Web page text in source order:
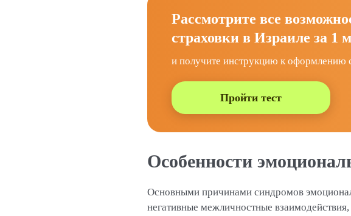
Рассмотрите все
страховки в Израиле за 1
и получите инструкцию к оформлению
Пройти тест
Особенности
Основными причинами синдромов
негативные межличностные